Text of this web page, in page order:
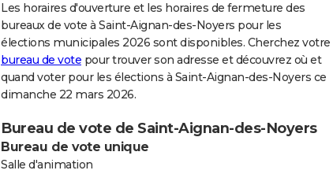
Les horaires d'ouverture et les horaires de fermeture des
bureaux de vote à Saint-Aignan-des-Noyers pour les
élections municipales 2026 sont disponibles. Cherchez votre
bureau de vote pour trouver son adresse et découvrez où et
quand voter pour les élections à Saint-Aignan-des-Noyers ce
dimanche 22 mars 2026.
Bureau de vote de Saint-Aignan-des-Noyers
Bureau de vote unique
Salle d'animation